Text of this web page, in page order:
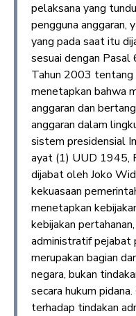
pelaksana yang
pengguna anggaran,
yang pada saat itu
sesuai dengan
Tahun 2003 tentang
menetapkan bahwa
anggaran dan
anggaran dalam
sistem presidensial
ayat (1) UUD 1945,
dijabat oleh Joko
kekuasaan
menetapkan
kebijakan
administratif pejabat
merupakan bagian
negara, bukan
secara hukum
terhadap tindakan